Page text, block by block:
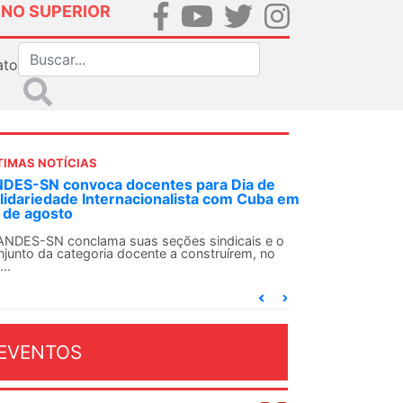
SUPERIOR
NOTÍCIAS
SN convoca docentes para Dia de
Internacionalista com Cuba em
de agosto
SN conclama suas seções sindicais e o
da categoria docente a construírem, no